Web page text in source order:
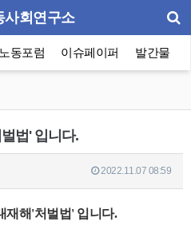
사회연구소
노동포럼 이슈페이퍼 발간물
법' 입니다.
2022.11.07 08:59
재해'처벌법' 입니다.